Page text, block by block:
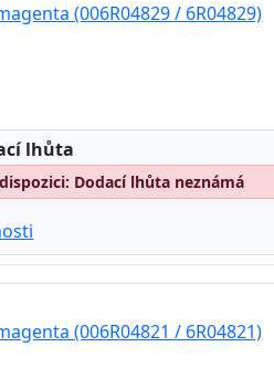
(006R04829 / 6R04829)
lhůta
Dodací lhůta neznámá
(006R04821 / 6R04821)